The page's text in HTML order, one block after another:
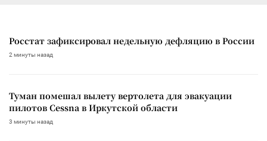
Росстат зафиксировал недельную дефляцию в России
2 минуты назад
Туман помешал вылету вертолета для эвакуации
пилотов Cessna в Иркутской области
3 минуты назад